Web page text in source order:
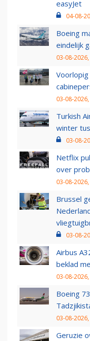
easyJet
04-08-
Boeing
eindelijk
03-08-
03-08-
Turkish
winter
03-08-
Netflix
over
03-08-
Brussel
03-08-
Airbus
beklad
03-08-
Boeing
03-08-
Geruzie